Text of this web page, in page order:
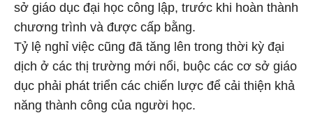
sở giáo dục đại học công lập, trước khi hoàn thành
chương trình và được cấp bằng.
Tỷ lệ nghỉ việc cũng đã tăng lên trong thời kỳ đại
dịch ở các thị trường mới nổi, buộc các cơ sở giáo
dục phải phát triển các chiến lược để cải thiện khả
năng thành công của người học.